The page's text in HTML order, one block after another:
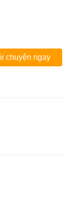
chuyện ngay